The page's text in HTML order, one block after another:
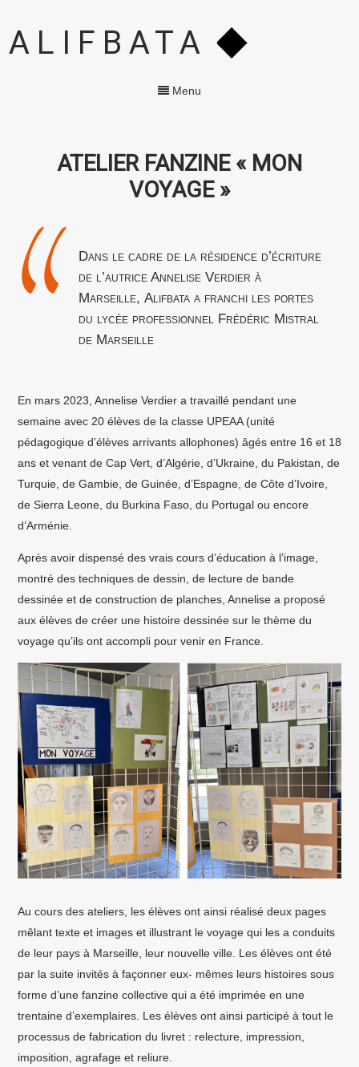
ALIFBATA
Menu
ATELIER FANZINE « MON
VOYAGE »
Dans le cadre de la résidence d’écriture
de l’autrice Annelise Verdier à
Marseille, Alifbata a franchi les portes
du lycée professionnel Frédéric Mistral
de Marseille
En mars 2023, Annelise Verdier a travaillé pendant une
semaine avec 20 élèves de la classe UPEAA (unité
pédagogique d’élèves arrivants allophones) âgés entre 16 et 18
ans et venant de Cap Vert, d’Algérie, d’Ukraine, du Pakistan, de
Turquie, de Gambie, de Guinée, d’Espagne, de Côte d’Ivoire,
de Sierra Leone, du Burkina Faso, du Portugal ou encore
d’Arménie.
Après avoir dispensé des vrais cours d’éducation à l’image,
montré des techniques de dessin, de lecture de bande
dessinée et de construction de planches, Annelise a proposé
aux élèves de créer une histoire dessinée sur le thème du
voyage qu’ils ont accompli pour venir en France.
Au cours des ateliers, les élèves ont ainsi réalisé deux pages
mêlant texte et images et illustrant le voyage qui les a conduits
de leur pays à Marseille, leur nouvelle ville. Les élèves ont été
par la suite invités à façonner eux- mêmes leurs histoires sous
forme d’une fanzine collective qui a été imprimée en une
trentaine d’exemplaires. Les élèves ont ainsi participé à tout le
processus de fabrication du livret : relecture, impression,
imposition, agrafage et reliure.